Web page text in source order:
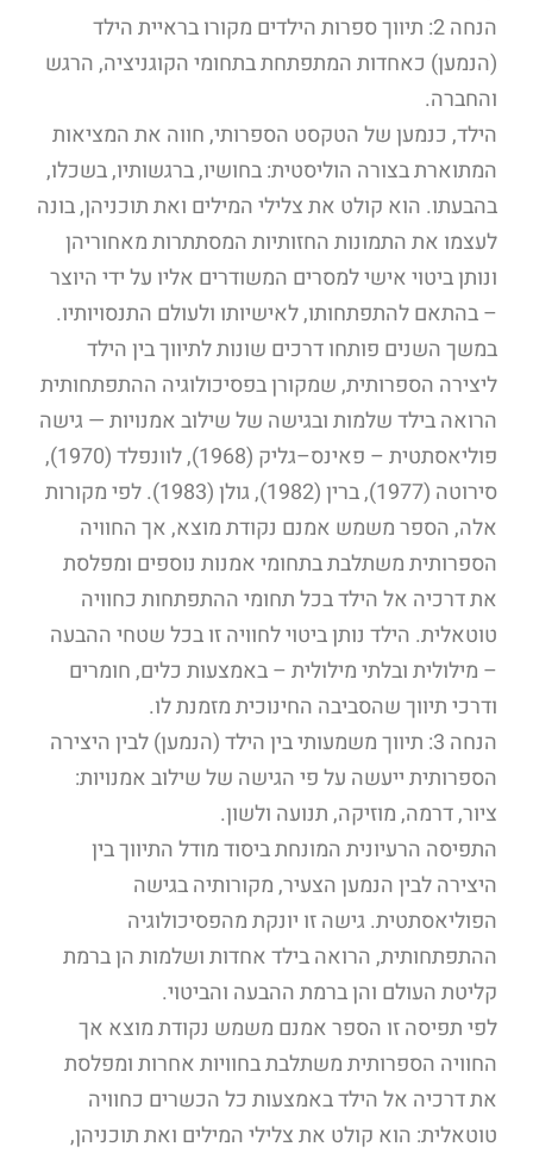
הנחה 2: תיווך ספרות הילדים מקורו בראיית הילד
(הנמען) כאחדות המתפתחת בתחומי הקוגניציה, הרגש
והחברה.
הילד, כנמען של הטקסט הספרותי, חווה את המציאות
המתוארת בצורה הוליסטית: בחושיו, ברגשותיו, בשכלו,
בהבעתו. הוא קולט את צלילי המילים ואת תוכניהן, בונה
לעצמו את התמונות החזותיות המסתתרות מאחוריהן
ונותן ביטוי אישי למסרים המשודרים אליו על ידי היוצר
– בהתאם להתפתחותו, לאישיותו ולעולם התנסויותיו.
במשך השנים פותחו דרכים שונות לתיווך בין הילד
ליצירה הספרותית, שמקורן בפסיכולוגיה ההתפתחותית
הרואה בילד שלמות ובגישה של שילוב אמנויות — גישה
פוליאסתטית – פאינס–גליק (1968), לוונפלד (1970),
סירוטה (1977), ברין (1982), גולן (1983). לפי מקורות
אלה, הספר משמש אמנם נקודת מוצא, אך החוויה
הספרותית משתלבת בתחומי אמנות נוספים ומפלסת
את דרכיה אל הילד בכל תחומי ההתפתחות כחוויה
טוטאלית. הילד נותן ביטוי לחוויה זו בכל שטחי ההבעה
– מילולית ובלתי מילולית – באמצעות כלים, חומרים
ודרכי תיווך שהסביבה החינוכית מזמנת לו.
הנחה 3: תיווך משמעותי בין הילד (הנמען) לבין היצירה
הספרותית ייעשה על פי הגישה של שילוב אמנויות:
ציור, דרמה, מוזיקה, תנועה ולשון.
התפיסה הרעיונית המונחת ביסוד מודל התיווך בין
היצירה לבין הנמען הצעיר, מקורותיה בגישה
הפוליאסתטית. גישה זו יונקת מהפסיכולוגיה
ההתפתחותית, הרואה בילד אחדות ושלמות הן ברמת
קליטת העולם והן ברמת ההבעה והביטוי.
לפי תפיסה זו הספר אמנם משמש נקודת מוצא אך
החוויה הספרותית משתלבת בחוויות אחרות ומפלסת
את דרכיה אל הילד באמצעות כל הכשרים כחוויה
טוטאלית: הוא קולט את צלילי המילים ואת תוכניהן,